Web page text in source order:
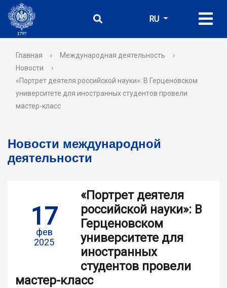
RU
Главная › Международная деятельность
›
Новости
›
«Портрет деятеля российской науки»: В Герценовском
университете для иностранных студентов провели
мастер-класс
Новости международной
деятельности
17
фев
2025
«Портрет деятеля
российской науки»: В
Герценовском
университете для
иностранных
студентов провели
мастер-класс